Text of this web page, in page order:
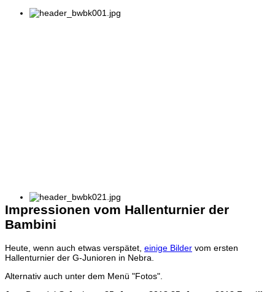
Impressionen vom Hallenturnier der
Bambini
Heute, wenn auch etwas verspätet, einige Bilder vom ersten
Hallenturnier der G-Junioren in Nebra.
Alternativ auch unter dem Menü "Fotos".